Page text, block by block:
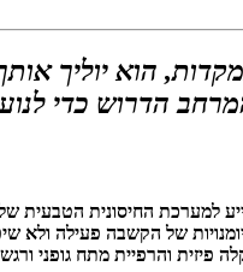
הוא יוליך
הדרוש כדי
למערכת החיסונית
של הקשבה פעילה ולא
והרפיית מתח גופני